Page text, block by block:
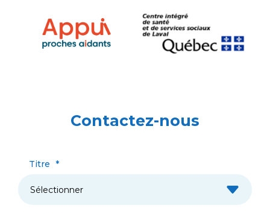
Contactez-nous
Titre *